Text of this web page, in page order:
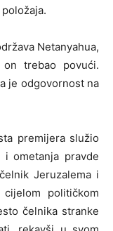
Netanyahua,
trebao povući.
je odgovornost na
premijera služio
i ometanja pravde
Jeruzalema i
političkom
čelnika stranke